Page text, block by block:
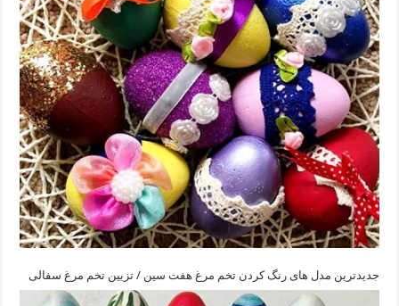
جدیدترین مدل های رنگ کردن تخم مرغ هفت سین / تزیین تخم مرغ سفالی